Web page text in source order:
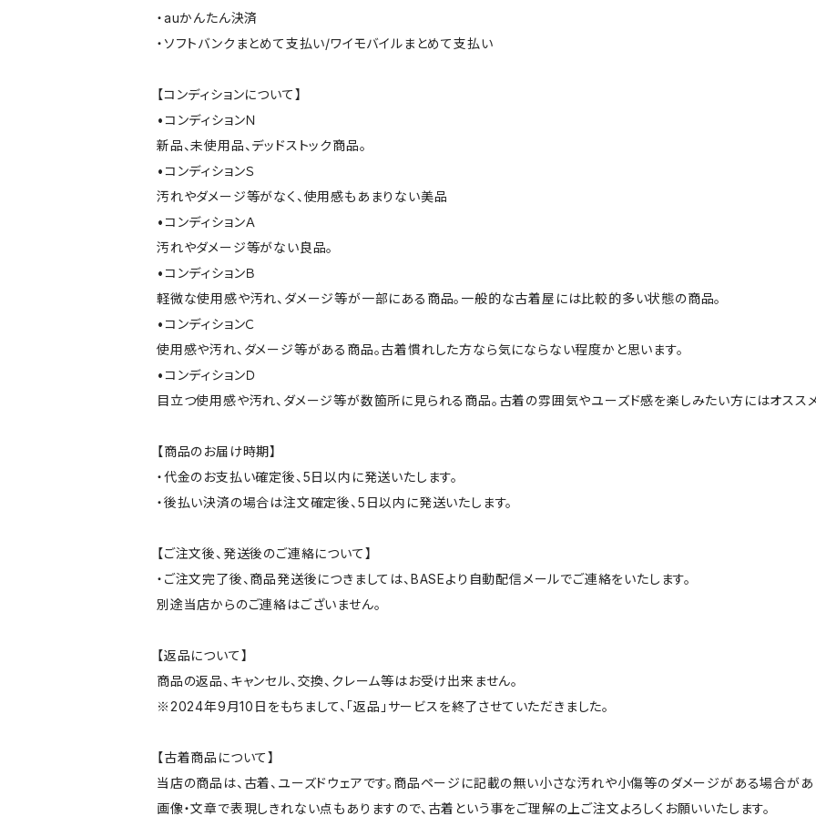
・auかんたん決済
・ソフトバンクまとめて支払い/ワイモバイルまとめて支払い
【コンディションについて】
•コンディションＮ
新品、未使用品、デッドストック商品。
•コンディションＳ
汚れやダメージ等がなく、使用感もあまりない美品
•コンディションＡ
汚れやダメージ等がない良品。
•コンディションＢ
軽微な使用感や汚れ、ダメージ等が一部にある商品。一般的な古着屋には比較的多い状態の商品。
•コンディションＣ
使用感や汚れ、ダメージ等がある商品。古着慣れした方なら気にならない程度かと思います。
•コンディションＤ
目立つ使用感や汚れ、ダメージ等が数箇所に見られる商品。古着の雰囲気やユーズド感を楽しみたい方にはオスス
【商品のお届け時期】
・代金のお支払い確定後、5日以内に発送いたします。
・後払い決済の場合は注文確定後、5日以内に発送いたします。
【ご注文後、発送後のご連絡について】
・ご注文完了後、商品発送後につきましては、BASEより自動配信メールでご連絡をいたします。
別途当店からのご連絡はございません。
【返品について】
商品の返品、キャンセル、交換、クレーム等はお受け出来ません。
※2024年9月10日をもちまして、「返品」サービスを終了させていただきました。
【古着商品について】
当店の商品は、古着、ユーズドウェアです。商品ページに記載の無い小さな汚れや小傷等のダメージがある場合があ
画像・文章で表現しきれない点もありますので、古着という事をご理解の上ご注文よろしくお願いいたします。